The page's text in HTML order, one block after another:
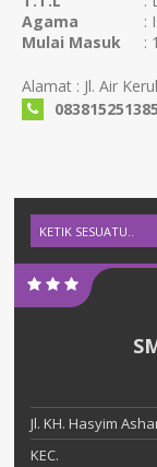
Agama
:
Mulai Masuk
:
Alamat : Jl. Air
083815251385
Jl. KH. Hasyim
KEC.